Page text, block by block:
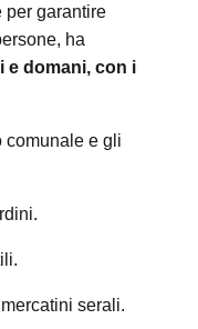
per garantire
ha
e domani, con i
comunale e gli
serali.